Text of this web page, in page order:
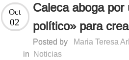
Caleca aboga por
político» para
Oct
02
Posted by Maria Teresa
in
Noticias